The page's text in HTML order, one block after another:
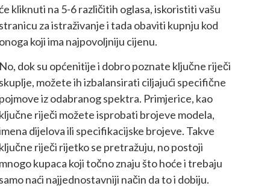
kliknuti na 5-6 različitih oglasa, iskoristiti vašu
za istraživanje i tada obaviti kupnju kod
koji ima najpovoljniju cijenu.
dok su općenitije i dobro poznate ključne riječi
možete ih izbalansirati ciljajući specifične
iz odabranog spektra. Primjerice, kao
riječi možete isprobati brojeve modela,
dijelova ili specifikacijske brojeve. Takve
riječi rijetko se pretražuju, no postoji
kupaca koji točno znaju što hoće i trebaju
naći najjednostavniji način da to i dobiju.